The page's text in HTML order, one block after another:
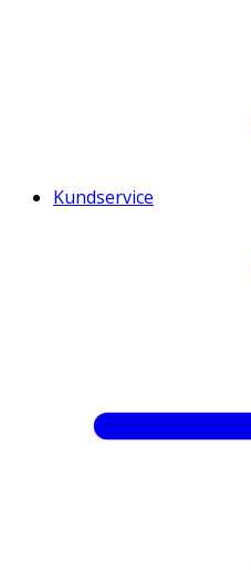
Kundservice